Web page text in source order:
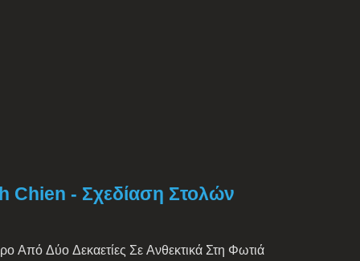
Chien - Σχεδίαση Στολών
Από Δύο Δεκαετίες Σε Ανθεκτικά Στη Φωτιά